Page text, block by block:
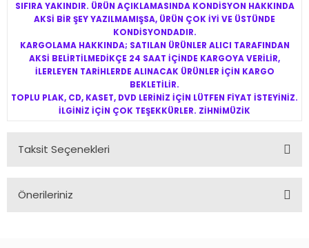
SIFIRA YAKINDIR. ÜRÜN AÇIKLAMASINDA KONDİSYON HAKKINDA
AKSİ BİR ŞEY YAZILMAMIŞSA, ÜRÜN ÇOK İYİ VE ÜSTÜNDE
KONDİSYONDADIR.
KARGOLAMA HAKKINDA; SATILAN ÜRÜNLER ALICI TARAFINDAN
AKSİ BELİRTİLMEDİKÇE 24 SAAT İÇİNDE KARGOYA VERİLİR,
İLERLEYEN TARİHLERDE ALINACAK ÜRÜNLER İÇİN KARGO
BEKLETİLİR.
TOPLU PLAK, CD, KASET, DVD LERİNİZ İÇİN LÜTFEN FİYAT İSTEYİNİZ.
İLGİNİZ İÇİN ÇOK TEŞEKKÜRLER. ZİHNİMÜZİK
Taksit Seçenekleri
Önerileriniz